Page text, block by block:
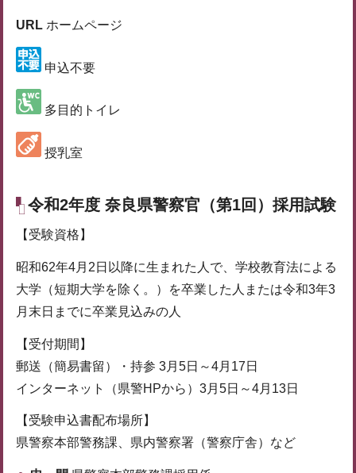
URL ホームページ
申込不要
多目的トイレ
授乳室
令和2年度 奈良県警察官（第1回）採用試験
【受験資格】
昭和62年4月2日以降に生まれた人で、学校教育法による
大学（短期大学を除く。）を卒業した人または令和3年3
月末日までに卒業見込みの人
【受付期間】
郵送（簡易書留）・持参 3月5日～4月17日
インターネット（県警HPから）3月5日～4月13日
【受験申込書配布場所】
県警察本部警務課、県内警察署（警察庁舎）など